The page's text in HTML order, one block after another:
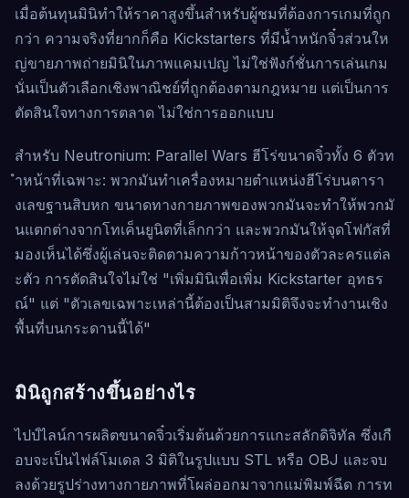
เมื่อต้นทุนมินิทำให้ราคาสูงขึ้นสำหรับผู้ชมที่ต้องการเกมที่ถูก
กว่า ความจริงที่ยากก็คือ Kickstarters ที่มีน้ำหนักจิ๋วส่วนให
ญ่ขายภาพถ่ายมินิในภาพแคมเปญ ไม่ใช่ฟังก์ชั่นการเล่นเกม
นั่นเป็นตัวเลือกเชิงพาณิชย์ที่ถูกต้องตามกฎหมาย แต่เป็นการ
ตัดสินใจทางการตลาด ไม่ใช่การออกแบบ
สำหรับ Neutronium: Parallel Wars ฮีโร่ขนาดจิ๋วทั้ง 6 ตัวท
ำหน้าที่เฉพาะ: พวกมันทำเครื่องหมายตำแหน่งฮีโร่บนตารา
งเลขฐานสิบหก ขนาดทางกายภาพของพวกมันจะทำให้พวกมั
นแตกต่างจากโทเค็นยูนิตที่เล็กกว่า และพวกมันให้จุดโฟกัสที่
มองเห็นได้ซึ่งผู้เล่นจะติดตามความก้าวหน้าของตัวละครแต่ล
ะตัว การตัดสินใจไม่ใช่ "เพิ่มมินิเพื่อเพิ่ม Kickstarter อุทธร
ณ์" แต่ "ตัวเลขเฉพาะเหล่านี้ต้องเป็นสามมิติจึงจะทำงานเชิง
พื้นที่บนกระดานนี้ได้"
มินิถูกสร้างขึ้นอย่างไร
ไปป์ไลน์การผลิตขนาดจิ๋วเริ่มต้นด้วยการแกะสลักดิจิทัล ซึ่งเกื
อบจะเป็นไฟล์โมเดล 3 มิติในรูปแบบ STL หรือ OBJ และจบ
ลงด้วยรูปร่างทางกายภาพที่โผล่ออกมาจากแม่พิมพ์ฉีด การท